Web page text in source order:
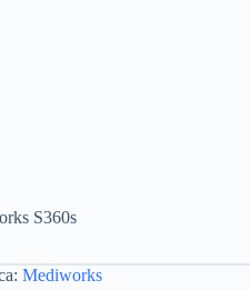
S360s
Mediworks